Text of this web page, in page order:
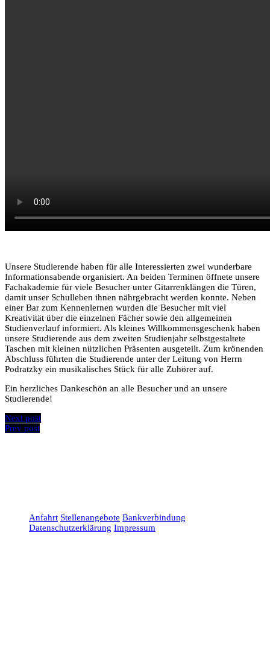
Unsere Studierende haben für alle Interessierten zwei wunderbare
Informationsabende organisiert. An beiden Terminen öffnete unsere
Fachakademie für viele Besucher unter Gitarrenklängen die Türen,
damit unser Schulleben ihnen nährgebracht werden konnte. Neben
einer Bar zum Kennenlernen wurden die Besucher mit viel
Kreativität über die einzelnen Fächer sowie den allgemeinen
Studienverlauf informiert. Als kleines Willkommensgeschenk haben
unsere Studierende aus dem zweiten Studienjahr selbstgestaltete
Taschen mit kleinen nützlichen Präsenten ausgeteilt. Zum krönenden
Abschluss führten die Studierende unter der Leitung von Herrn
Podratzky ein musikalisches Stück für alle Zuhörer auf.
Ein herzliches Dankeschön an alle Besucher und an unsere
Studierende!
Next post
Prev post
Anfahrt Stellenangebote Bankverbindung
Datenschutzerklärung Impressum